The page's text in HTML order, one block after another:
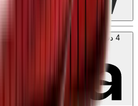
4 دفعات بدون فوائد بقيمة